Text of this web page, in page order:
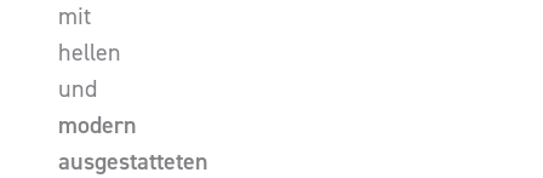
mit
hellen
und
modern
ausgestatteten